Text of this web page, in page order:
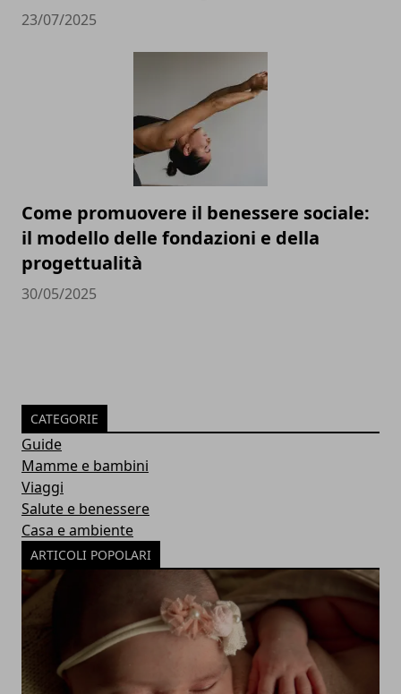
23/07/2025
Come promuovere il benessere sociale:
il modello delle fondazioni e della
progettualità
30/05/2025
CATEGORIE
Guide
Mamme e bambini
Viaggi
Salute e benessere
Casa e ambiente
ARTICOLI POPOLARI